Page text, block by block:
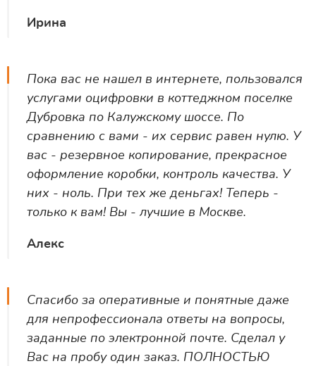
Ирина
Пока вас не нашел в интернете, пользовался
услугами оцифровки в коттеджном поселке
Дубровка по Калужскому шоссе. По
сравнению с вами - их сервис равен нулю. У
вас - резервное копирование, прекрасное
оформление коробки, контроль качества. У
них - ноль. При тех же деньгах! Теперь -
только к вам! Вы - лучшие в Москве.
Алекс
Спасибо за оперативные и понятные даже
для непрофессионала ответы на вопросы,
заданные по электронной почте. Сделал у
Вас на пробу один заказ. ПОЛНОСТЬЮ